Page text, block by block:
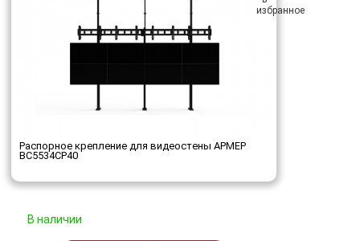
Распорное крепление для видеостены АРМЕР
ВС5534СР40
В наличии